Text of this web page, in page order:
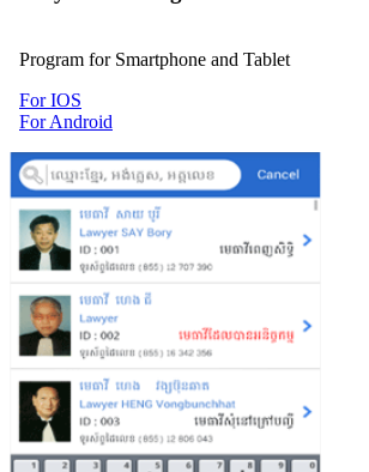
Program for Smartphone and Tablet
For IOS
For Android